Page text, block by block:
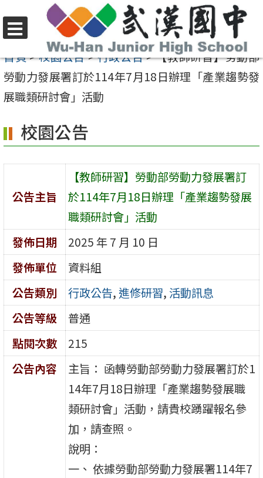
至
要
內
區
選
單
首頁>校園公告>行政公告>【教師研習】勞動部
勞動力發展署訂於114年7月18日辦理「產業趨勢發
展職類研討會」活動
校園公告
公告主旨
【教師研習】勞動部勞動力發展署訂
於114年7月18日辦理「產業趨勢發展
職類研討會」活動
發佈日期
2025 年 7 月 10 日
發佈單位
資料組
公告類別
行政公告,進修研習, 活動訊息
公告等級
普通
點閱次數
215
公告內容
主旨： 函轉勞動部勞動力發展署訂於1
14年7月18日辦理「產業趨勢發展職
類研討會」活動，請貴校踴躍報名參
加，請查照。
說明：
一、 依據勞動部勞動力發展署114年7